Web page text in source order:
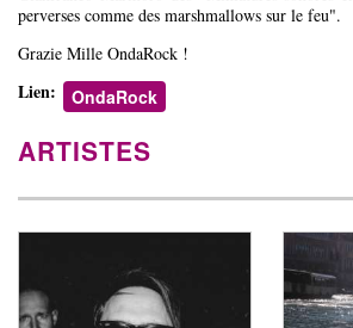
perverses comme des marshmallows sur le feu".
Grazie Mille OndaRock !
Lien: OndaRock
ARTISTES